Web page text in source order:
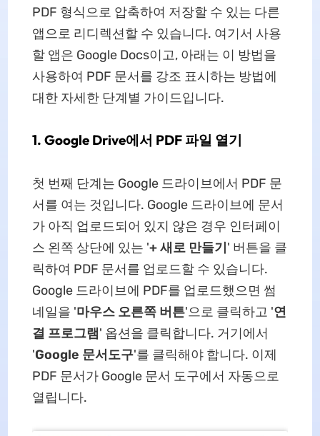
PDF 형식으로 압축하여 저장할 수 있는 다른
앱으로 리디렉션할 수 있습니다. 여기서 사용
할 앱은 Google Docs이고, 아래는 이 방법을
사용하여 PDF 문서를 강조 표시하는 방법에
대한 자세한 단계별 가이드입니다.
1. Google Drive에서 PDF 파일 열기
첫 번째 단계는 Google 드라이브에서 PDF 문
서를 여는 것입니다. Google 드라이브에 문서
가 아직 업로드되어 있지 않은 경우 인터페이
스 왼쪽 상단에 있는 '+ 새로 만들기 ' 버튼을 클
릭하여 PDF 문서를 업로드할 수 있습니다.
Google 드라이브에 PDF를 업로드했으면 썸
네일을 '마우스 오른쪽 버튼'으로 클릭하고 '연
결 프로그램 ' 옵션을 클릭합니다. 거기에서
'Google 문서도구'를 클릭해야 합니다. 이제
PDF 문서가 Google 문서 도구에서 자동으로
열립니다.